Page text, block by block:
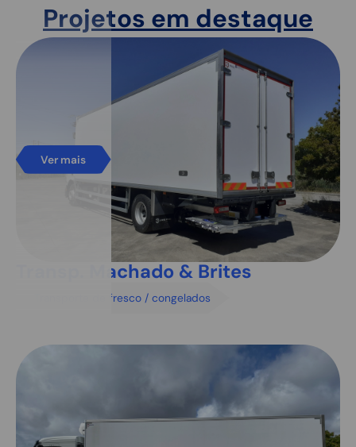
Projetos em destaque
Transp. Machado & Brites
Transporte de fresco / congelados
Ver mais